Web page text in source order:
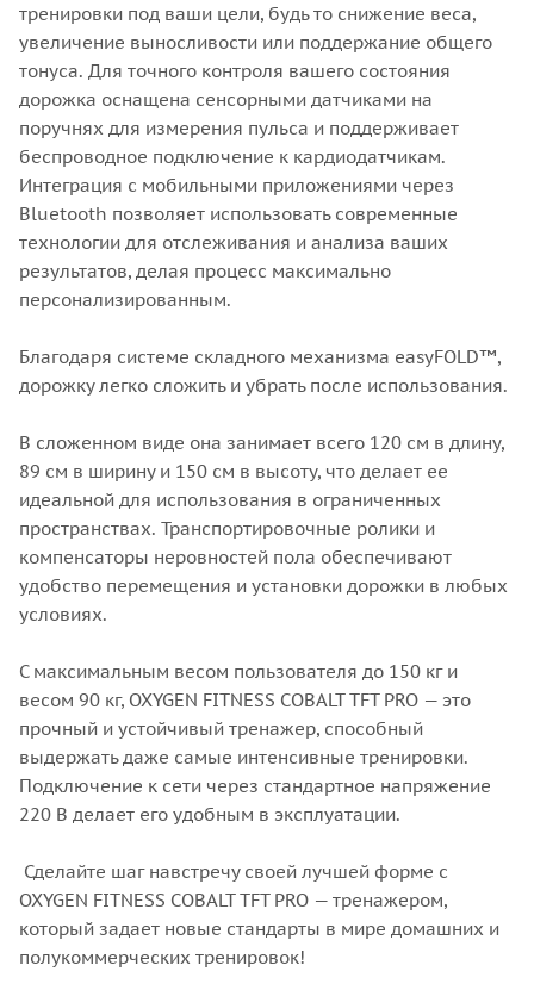
тренировки под ваши цели, будь то снижение веса,
увеличение выносливости или поддержание общего
тонуса. Для точного контроля вашего состояния
дорожка оснащена сенсорными датчиками на
поручнях для измерения пульса и поддерживает
беспроводное подключение к кардиодатчикам.
Интеграция с мобильными приложениями через
Bluetooth позволяет использовать современные
технологии для отслеживания и анализа ваших
результатов, делая процесс максимально
персонализированным.
Благодаря системе складного механизма easyFOLD™,
дорожку легко сложить и убрать после использования.
В сложенном виде она занимает всего 120 см в длину,
89 см в ширину и 150 см в высоту, что делает ее
идеальной для использования в ограниченных
пространствах. Транспортировочные ролики и
компенсаторы неровностей пола обеспечивают
удобство перемещения и установки дорожки в любых
условиях.
С максимальным весом пользователя до 150 кг и
весом 90 кг, OXYGEN FITNESS COBALT TFT PRO — это
прочный и устойчивый тренажер, способный
выдержать даже самые интенсивные тренировки.
Подключение к сети через стандартное напряжение
220 В делает его удобным в эксплуатации.
Сделайте шаг навстречу своей лучшей форме с
OXYGEN FITNESS COBALT TFT PRO — тренажером,
который задает новые стандарты в мире домашних и
полукоммерческих тренировок!